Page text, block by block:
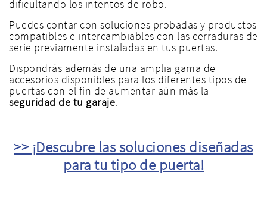
dificultando los intentos de robo.
Puedes contar con soluciones probadas y productos
compatibles e intercambiables con las cerraduras de
serie previamente instaladas en tus puertas.
Dispondrás además de una amplia gama de
accesorios disponibles para los diferentes tipos de
puertas con el fin de aumentar aún más la
seguridad de tu garaje.
>> ¡Descubre las soluciones diseñadas
para tu tipo de puerta!